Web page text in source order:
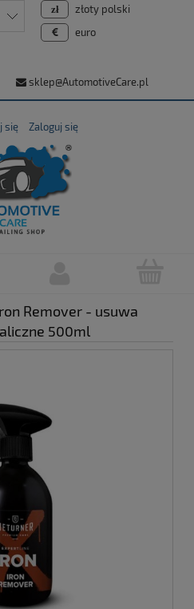
sklep@AutomotiveCare.pl
się Zaloguj się
złoty polski
euro
Remover - usuwa
500ml